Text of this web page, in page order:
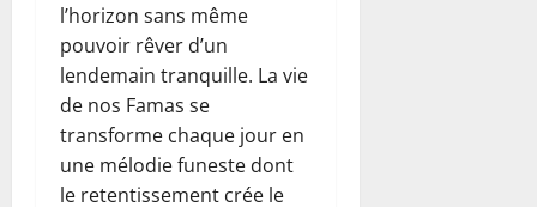
l’horizon sans même
pouvoir rêver d’un
lendemain tranquille. La vie
de nos Famas se
transforme chaque jour en
une mélodie funeste dont
le retentissement crée le